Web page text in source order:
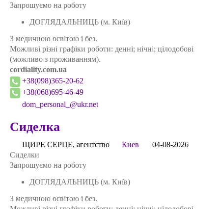
Запрошуємо на роботу
ДОГЛЯДАЛЬНИЦЬ (м. Київ)
З медичною освітою і без.
Можливі різні графіки роботи: денні; нічні; цілодобові
(можливо з проживанням).
cordiality.com.ua
+38(098)365-20-62
+38(068)695-46-49
dom_personal_@ukr.net
Сиделка
ЩИРЕ СЕРЦЕ, агентство Киев
04-08-2026
Сиделки
Запрошуємо на роботу
ДОГЛЯДАЛЬНИЦЬ (м. Київ)
З медичною освітою і без.